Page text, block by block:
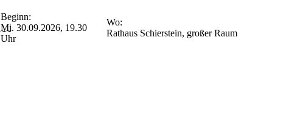
Beginn:
Mi. 30.09.2026, 19.30
Uhr
Wo:
Rathaus Schierstein, großer Raum